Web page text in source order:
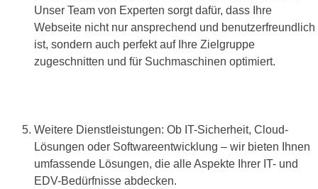
Unser Team von Experten sorgt dafür, dass Ihre
Webseite nicht nur ansprechend und benutzerfreundlich
ist, sondern auch perfekt auf Ihre Zielgruppe
zugeschnitten und für Suchmaschinen optimiert.
Weitere Dienstleistungen: Ob IT-Sicherheit, Cloud-
Lösungen oder Softwareentwicklung – wir bieten Ihnen
umfassende Lösungen, die alle Aspekte Ihrer IT- und
EDV-Bedürfnisse abdecken.